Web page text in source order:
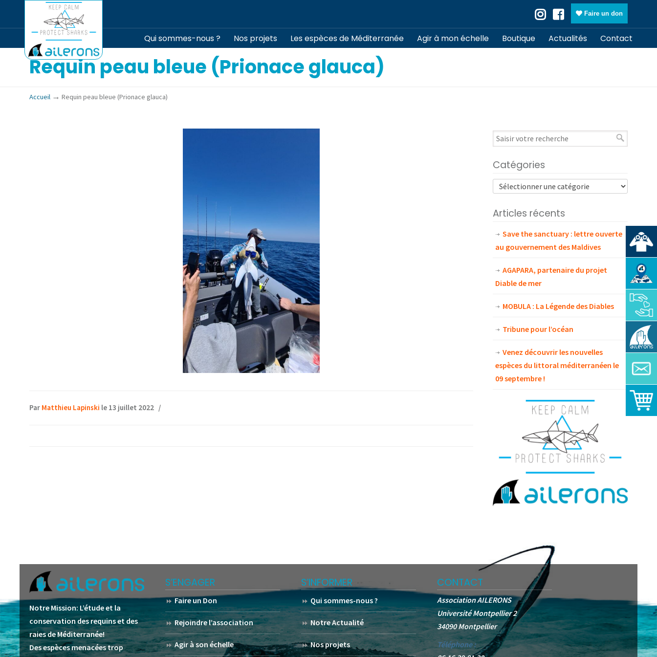
Faire un don
Qui sommes-nous ? Nos projets Les espèces de Méditerranée Agir à mon échelle Boutique Actualités Contact
Requin peau bleue (Prionace glauca)
Accueil →Requin peau bleue (Prionace glauca)
Par Matthieu Lapinski le 13 juillet 2022 /
Catégories
Articles récents
Save the sanctuary : lettre ouverte
au gouvernement des Maldives
AGAPARA, partenaire du projet
Diable de mer
MOBULA : La Légende des Diables
Tribune pour l’océan
Venez découvrir les nouvelles
espèces du littoral méditerranéen le
09 septembre !
Notre Mission: L’étude et la
conservation des requins et des
raies de Méditerranée!
Des espèces menacées trop
S’ENGAGER
Faire un Don
Rejoindre l’association
Agir à son échelle
S’INFORMER
Qui sommes-nous ?
Notre Actualité
Nos projets
CONTACT
Association AILERONS
Université Montpellier 2
34090 Montpellier
Téléphone :